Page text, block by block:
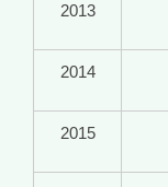
2013
2014
2015